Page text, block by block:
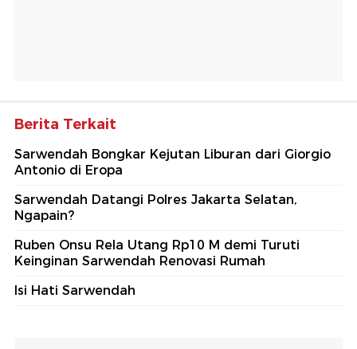
Berita Terkait
Sarwendah Bongkar Kejutan Liburan dari Giorgio
Antonio di Eropa
Sarwendah Datangi Polres Jakarta Selatan,
Ngapain?
Ruben Onsu Rela Utang Rp10 M demi Turuti
Keinginan Sarwendah Renovasi Rumah
Isi Hati Sarwendah